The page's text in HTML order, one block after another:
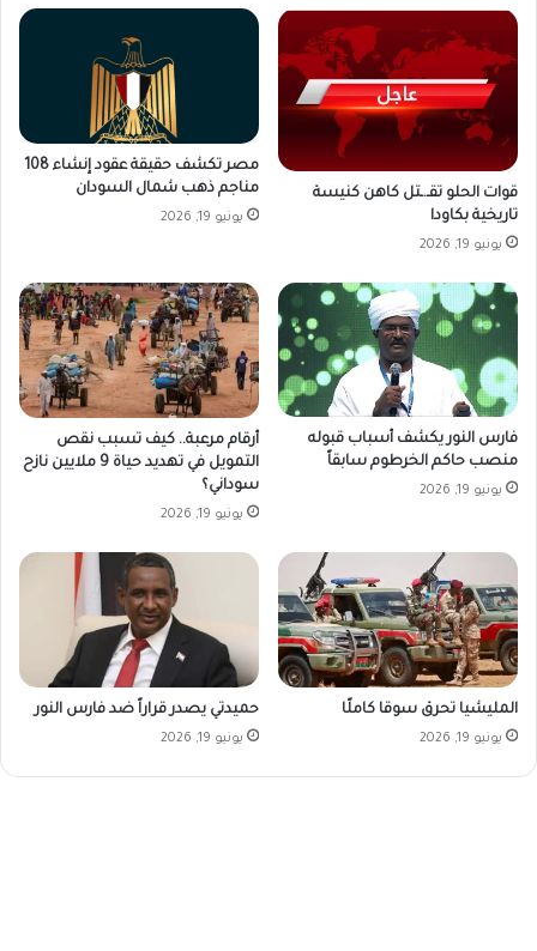
قوات الحلو تقـ.ـتل كاهن كنيسة
تاريخية بكاودا
يونيو 19, 2026
مصر تكشف حقيقة عقود إنشاء 108
مناجم ذهب شمال السودان
يونيو 19, 2026
فارس النور يكشف أسباب قبوله
منصب حاكم الخرطوم سابقاً
يونيو 19, 2026
أرقام مرعبة.. كيف تسبب نقص
التمويل في تهديد حياة 9 ملايين نازح
سوداني؟
يونيو 19, 2026
المليشيا تحرق سوقا كاملًا
يونيو 19, 2026
حميدتي يصدر قراراً ضد فارس النور
يونيو 19, 2026